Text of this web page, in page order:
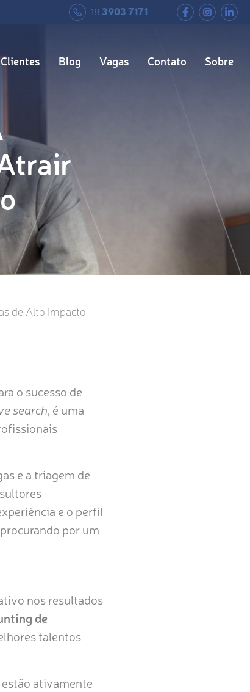
18 3903 7171
Clientes Blog Vagas Contato Sobre
de Alto Impacto
o sucesso de
search, é uma
e a triagem de
e o perfil
por um
nos resultados
de
talentos
ativamente